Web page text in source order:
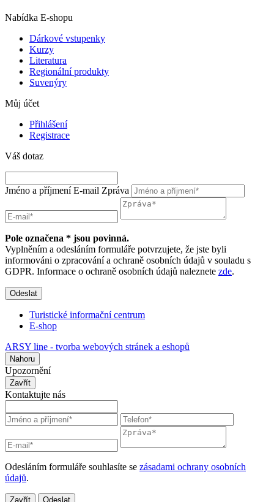
Nabídka E-shopu
Dárkové vstupenky
Kurzy
Literatura
Regionální produkty
Suvenýry
Můj účet
Přihlášení
Registrace
Váš dotaz
Jméno a příjmení E-mail Zpráva
Pole označena * jsou povinná.
Vyplněním a odesláním formuláře potvrzujete, že jste byli
informováni o zpracování a ochraně osobních údajů v souladu s
GDPR. Informace o ochraně osobních údajů naleznete zde.
Odeslat
Turistické informační centrum
E-shop
ARSY line - tvorba webových stránek a eshopů
Nahoru
Upozornění
Zavřít
Kontaktujte nás
Odesláním formuláře souhlasíte se zásadami ochrany osobních
údajů.
Zavřít Odeslat